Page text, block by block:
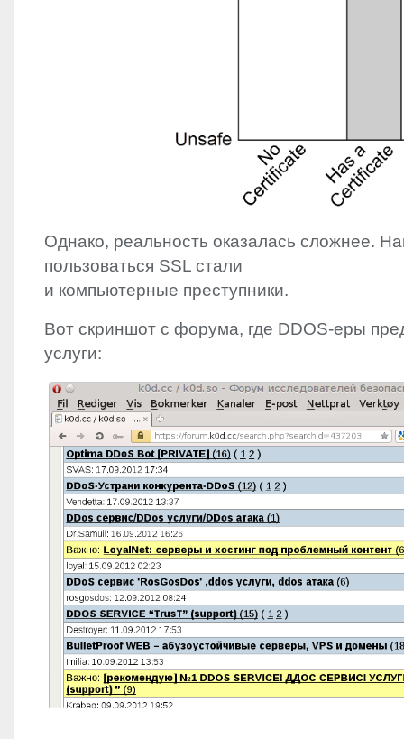
Однако, реальность оказалась сложнее.
пользоваться SSL стали
и компьютерные преступники.
Вот скриншот с форума, где DDOS-еры
услуги: